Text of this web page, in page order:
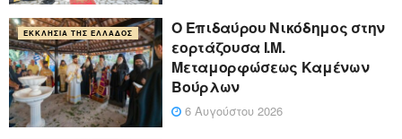
ΕΚΚΛΗΣΊΑ ΤΗΣ ΕΛΛΆΔΟΣ
Ο Επιδαύρου Νικόδημος στην
εορτάζουσα Ι.Μ.
Μεταμορφώσεως Καμένων
Βούρλων
6 Αυγούστου 2026